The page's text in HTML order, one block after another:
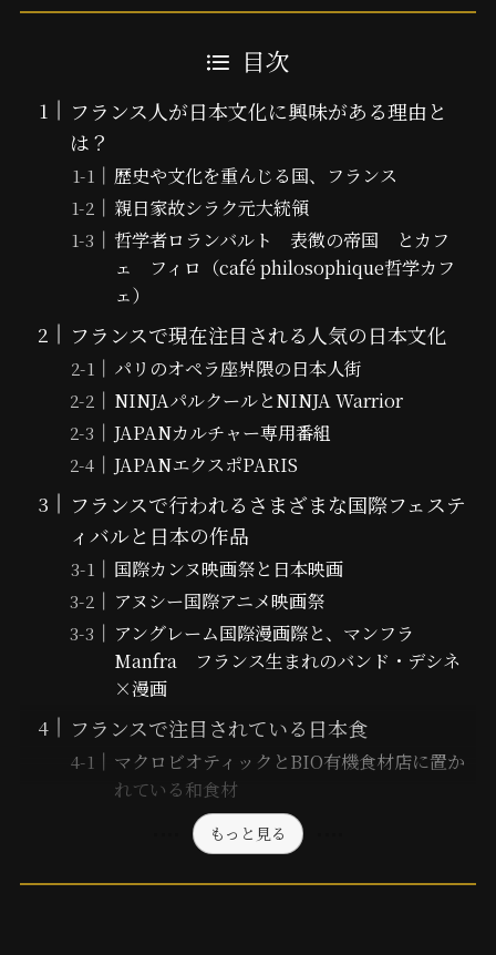
目次
フランス人が日本文化に興味がある理由と
は？
歴史や文化を重んじる国、フランス
親日家故シラク元大統領
哲学者ロランバルト 表徴の帝国 とカフ
ェ フィロ（café philosophique哲学カフ
ェ）
フランスで現在注目される人気の日本文化
パリのオペラ座界隈の日本人街
NINJAパルクールとNINJA Warrior
JAPANカルチャー専用番組
JAPANエクスポPARIS
フランスで行われるさまざまな国際フェステ
ィバルと日本の作品
国際カンヌ映画祭と日本映画
アヌシー国際アニメ映画祭
アングレーム国際漫画際と、マンフラ
Manfra フランス生まれのバンド・デシネ
×漫画
フランスで注目されている日本食
マクロビオティックとBIO有機食材店に置か
れている和食材
もっと見る